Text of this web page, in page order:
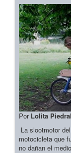
Por Lolita
La slootmotor
motocicleta que
no dañan el